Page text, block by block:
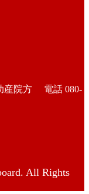
産院方 電話 080-
All Rights